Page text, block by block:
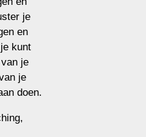
je
en
kunt
je
je
doen.